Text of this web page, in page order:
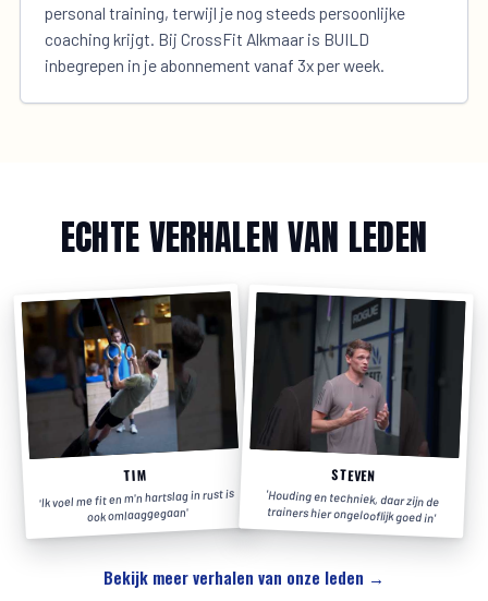
personal training, terwijl je nog steeds persoonlijke
coaching krijgt. Bij CrossFit Alkmaar is BUILD
inbegrepen in je abonnement vanaf 3x per week.
ECHTE VERHALEN VAN LEDEN
TIM
'Ik voel me fit en m'n hartslag in rust is
ook omlaaggegaan'
STEVEN
'Houding en techniek, daar zijn de
trainers hier ongelooflijk goed in'
Bekijk meer verhalen van onze leden →